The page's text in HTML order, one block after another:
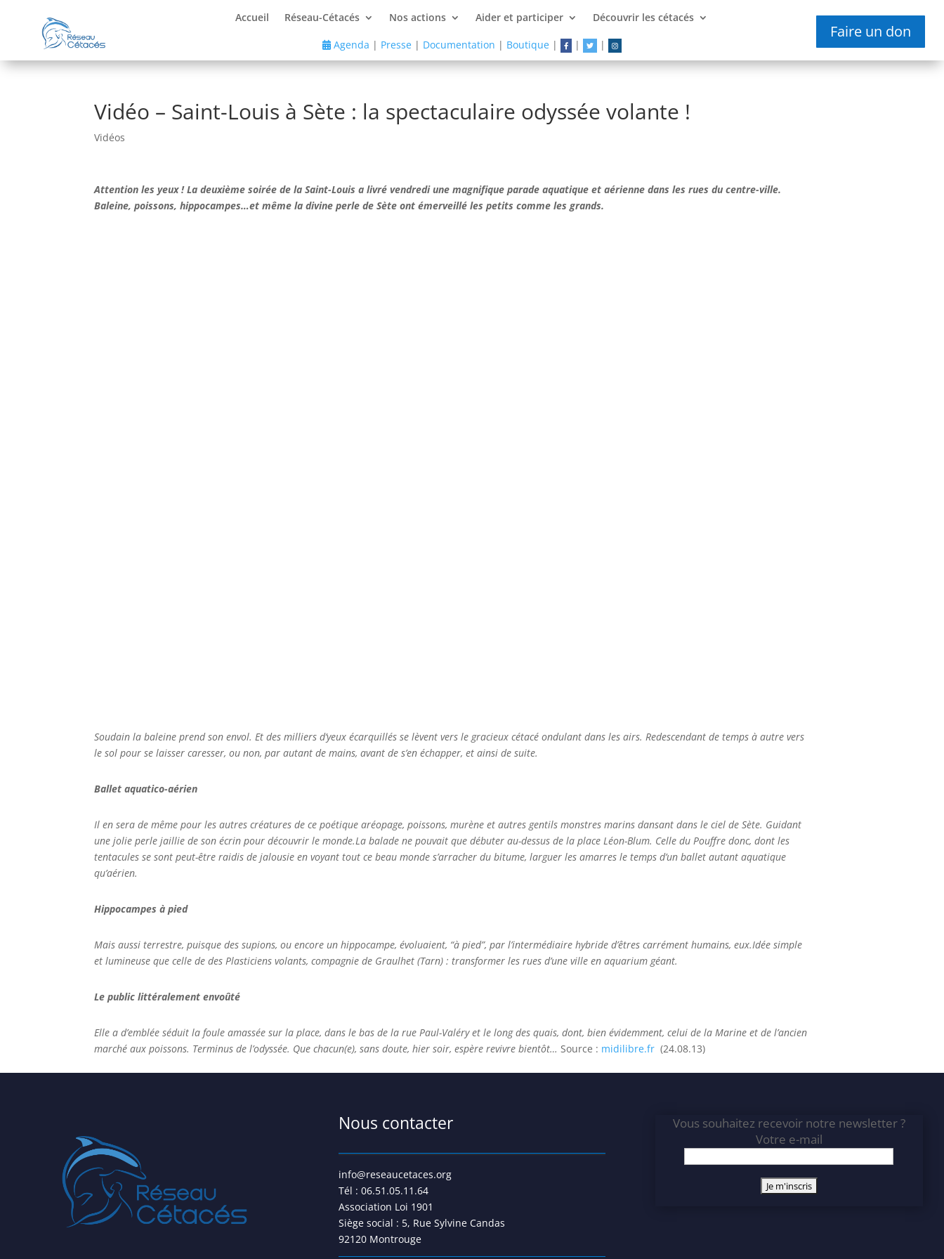
Accueil Réseau-Cétacés Nos actions Aider et participer Découvrir les cétacés
Agenda | Presse| Documentation | Boutique| | |
Faire un don
Vidéo – Saint-Louis à Sète : la spectaculaire odyssée volante !
Vidéos
Attention les yeux ! La deuxième soirée de la Saint-Louis a livré vendredi une magnifique parade aquatique et aérienne dans les rues du centre-ville.
Baleine, poissons, hippocampes…et même la divine perle de Sète ont émerveillé les petits comme les grands.
Soudain la baleine prend son envol. Et des milliers d’yeux écarquillés se lèvent vers le gracieux cétacé ondulant dans les airs. Redescendant de temps à autre vers
le sol pour se laisser caresser, ou non, par autant de mains, avant de s’en échapper, et ainsi de suite.
Ballet aquatico-aérien
Il en sera de même pour les autres créatures de ce poétique aréopage, poissons, murène et autres gentils monstres marins dansant dans le ciel de Sète. Guidant
une jolie perle jaillie de son écrin pour découvrir le monde.La balade ne pouvait que débuter au-dessus de la place Léon-Blum. Celle du Pouffre donc, dont les
tentacules se sont peut-être raidis de jalousie en voyant tout ce beau monde s’arracher du bitume, larguer les amarres le temps d’un ballet autant aquatique
qu’aérien.
Hippocampes à pied
Mais aussi terrestre, puisque des supions, ou encore un hippocampe, évoluaient, “à pied”, par l’intermédiaire hybride d’êtres carrément humains, eux.Idée simple
et lumineuse que celle de des Plasticiens volants, compagnie de Graulhet (Tarn) : transformer les rues d’une ville en aquarium géant.
Le public littéralement envoûté
Elle a d’emblée séduit la foule amassée sur la place, dans le bas de la rue Paul-Valéry et le long des quais, dont, bien évidemment, celui de la Marine et de l’ancien
marché aux poissons. Terminus de l’odyssée. Que chacun(e), sans doute, hier soir, espère revivre bientôt… Source : midilibre.fr(24.08.13)
Nous contacter
info@reseaucetaces.org
Tél : 06.51.05.11.64
Association Loi 1901
Siège social : 5, Rue Sylvine Candas
92120 Montrouge
Vous souhaitez recevoir notre newsletter ?
Votre e-mail